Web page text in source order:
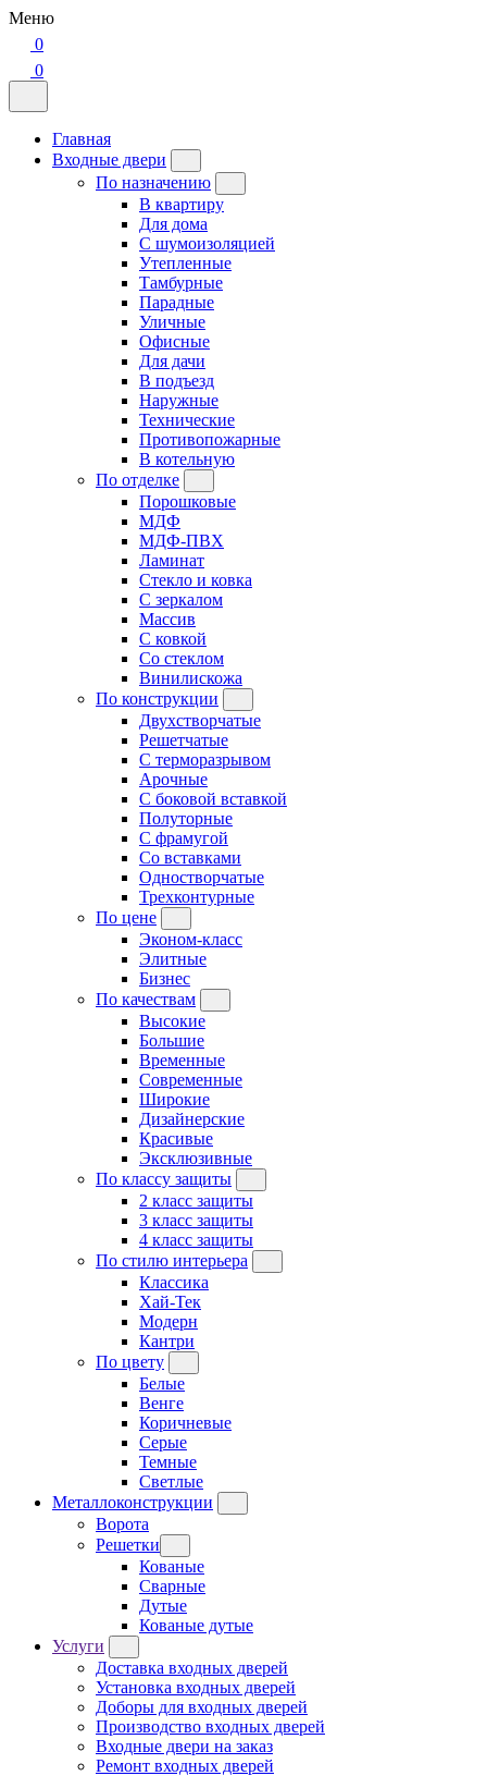
Меню
0
0
Главная
Входные двери
По назначению
В квартиру
Для дома
С шумоизоляцией
Утепленные
Тамбурные
Парадные
Уличные
Офисные
Для дачи
В подъезд
Наружные
Технические
Противопожарные
В котельную
По отделке
Порошковые
МДФ
МДФ-ПВХ
Ламинат
Стекло и ковка
С зеркалом
Массив
С ковкой
Со стеклом
Винилискожа
По конструкции
Двухстворчатые
Решетчатые
С терморазрывом
Арочные
С боковой вставкой
Полуторные
С фрамугой
Cо вставками
Одностворчатые
Трехконтурные
По цене
Эконом-класс
Элитные
Бизнес
По качествам
Высокие
Большие
Временные
Современные
Широкие
Дизайнерские
Красивые
Эксклюзивные
По классу защиты
2 класс защиты
3 класс защиты
4 класс защиты
По стилю интерьера
Классика
Хай-Тек
Модерн
Кантри
По цвету
Белые
Венге
Коричневые
Серые
Темные
Светлые
Металлоконструкции
Ворота
Решетки
Кованые
Сварные
Дутые
Кованые дутые
Услуги
Доставка входных дверей
Установка входных дверей
Доборы для входных дверей
Производство входных дверей
Входные двери на заказ
Ремонт входных дверей